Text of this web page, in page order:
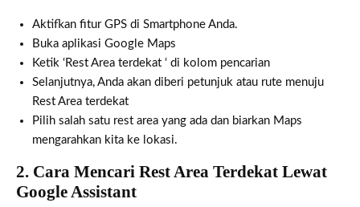
Aktifkan fitur GPS di Smartphone Anda.
Buka aplikasi Google Maps
Ketik ‘Rest Area terdekat ‘ di kolom pencarian
Selanjutnya, Anda akan diberi petunjuk atau rute menuju
Rest Area terdekat
Pilih salah satu rest area yang ada dan biarkan Maps
mengarahkan kita ke lokasi.
2. Cara Mencari Rest Area Terdekat Lewat
Google Assistant